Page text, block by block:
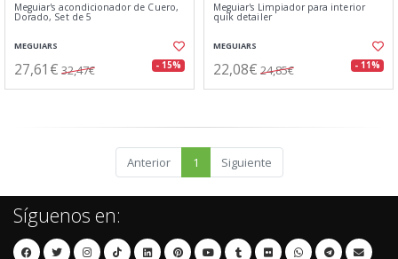
Meguiar's acondicionador de Cuero,
Dorado, Set de 5
MEGUIARS
27,61€ 32,47€ - 15%
Meguiar's Limpiador para interior
quik detailer
MEGUIARS
22,08€ 24,85€ - 11%
Anterior 1 Siguiente
Síguenos en: